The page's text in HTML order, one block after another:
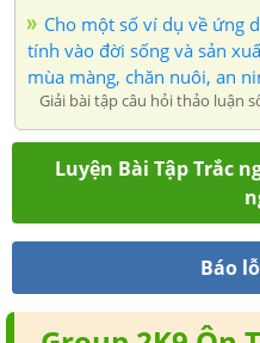
Cho một số ví dụ về ứng
tính vào đời sống và sản
mùa màng, chăn nuôi, an
Giải bài tập câu hỏi thảo luận
Luyện Bài Tập Trắc
Báo